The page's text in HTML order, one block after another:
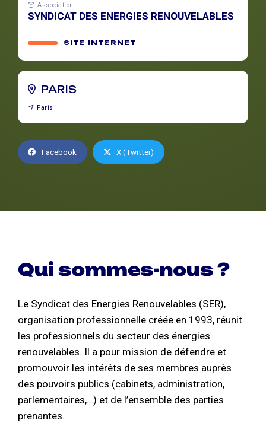
Association
SYNDICAT DES ENERGIES RENOUVELABLES
SITE INTERNET
PARIS
Paris
Facebook X (Twitter)
Qui sommes-nous ?
Le Syndicat des Energies Renouvelables (SER),
organisation professionnelle créée en 1993, réunit
les professionnels du secteur des énergies
renouvelables. Il a pour mission de défendre et
promouvoir les intérêts de ses membres auprès
des pouvoirs publics (cabinets, administration,
parlementaires,…) et de l’ensemble des parties
prenantes.